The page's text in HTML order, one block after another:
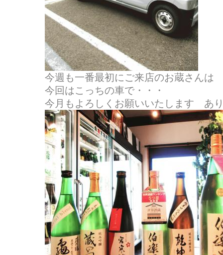
今週も一番最初にご来店のお蔵さんは
今回はこっちの車で・・・
今月もよろしくお願いいたします あ